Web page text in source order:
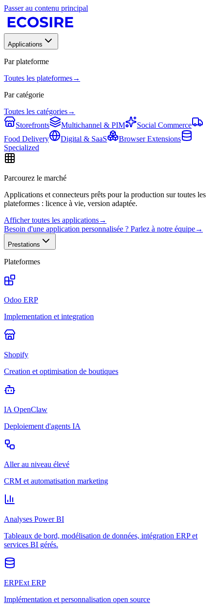
Passer au contenu principal
Applications
Par plateforme
Toutes les plateformes→
Par catégorie
Toutes les catégories→
Storefronts
Multichannel & PIM
Social Commerce
Food Delivery
Digital & SaaS
Browser Extensions
Specialized
Parcourez le marché
Applications et connecteurs prêts pour la production sur toutes les
plateformes : licence à vie, version adaptée.
Afficher toutes les applications→
Besoin d'une application personnalisée ? Parlez à notre équipe→
Prestations
Plateformes
Odoo ERP
Implementation et integration
Shopify
Creation et optimisation de boutiques
IA OpenClaw
Deploiement d'agents IA
Aller au niveau élevé
CRM et automatisation marketing
Analyses Power BI
Tableaux de bord, modélisation de données, intégration ERP et
services BI gérés.
ERPExt ERP
Implémentation et personnalisation open source